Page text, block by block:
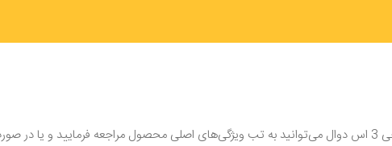
برای بررسی سایر مشخصات و ویژگی‌های باتری گوشی ال‌جی جی 3 اس دوال می‌توانید به تب ویژگی‌های اصلی